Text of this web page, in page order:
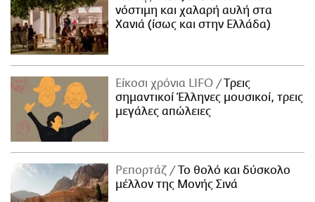
νόστιμη και χαλαρή αυλή στα
Χανιά (ίσως και στην Ελλάδα)
Είκοσι χρόνια LIFO
Tρεις
σημαντικοί Έλληνες μουσικοί, τρεις
μεγάλες απώλειες
Ρεπορτάζ
Το θολό και δύσκολο
μέλλον της Μονής Σινά